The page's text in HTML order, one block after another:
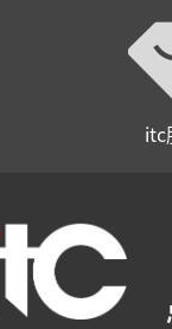
itc